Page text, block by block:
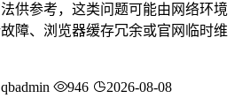
供参考，这类问题可能由网络环境
障、浏览器缓存冗余或官网临时维
qbadmin 946 2026-08-08